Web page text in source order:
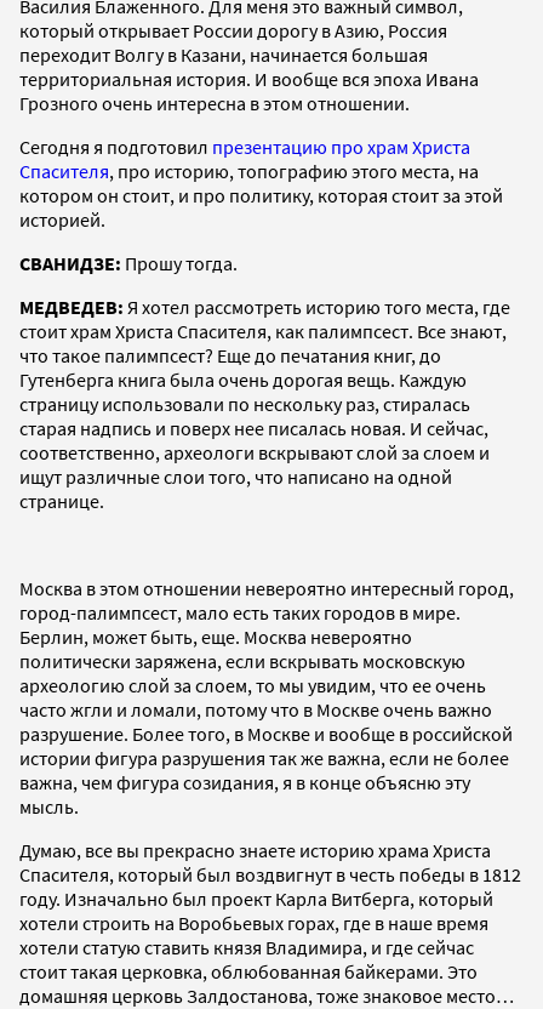
Василия Блаженного. Для меня это важный символ,
который открывает России дорогу в Азию, Россия
переходит Волгу в Казани, начинается большая
территориальная история. И вообще вся эпоха Ивана
Грозного очень интересна в этом отношении.
Сегодня я подготовил презентацию про храм Христа
Спасителя, про историю, топографию этого места, на
котором он стоит, и про политику, которая стоит за этой
историей.
СВАНИДЗЕ: Прошу тогда.
МЕДВЕДЕВ: Я хотел рассмотреть историю того места, где
стоит храм Христа Спасителя, как палимпсест. Все знают,
что такое палимпсест? Еще до печатания книг, до
Гутенберга книга была очень дорогая вещь. Каждую
страницу использовали по нескольку раз, стиралась
старая надпись и поверх нее писалась новая. И сейчас,
соответственно, археологи вскрывают слой за слоем и
ищут различные слои того, что написано на одной
странице.
Москва в этом отношении невероятно интересный город,
город-палимпсест, мало есть таких городов в мире.
Берлин, может быть, еще. Москва невероятно
политически заряжена, если вскрывать московскую
археологию слой за слоем, то мы увидим, что ее очень
часто жгли и ломали, потому что в Москве очень важно
разрушение. Более того, в Москве и вообще в российской
истории фигура разрушения так же важна, если не более
важна, чем фигура созидания, я в конце объясню эту
мысль.
Думаю, все вы прекрасно знаете историю храма Христа
Спасителя, который был воздвигнут в честь победы в 1812
году. Изначально был проект Карла Витберга, который
хотели строить на Воробьевых горах, где в наше время
хотели статую ставить князя Владимира, и где сейчас
стоит такая церковка, облюбованная байкерами. Это
домашняя церковь Залдостанова, тоже знаковое место…